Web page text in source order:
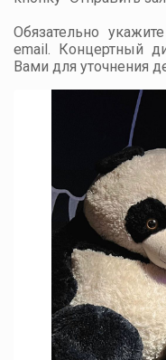
Обязательно
email. Концертный
Вами для уточнения